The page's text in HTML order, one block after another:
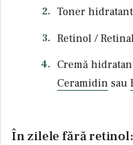
Toner
Retinol /
Cremă
Ceramidinsau
În zilele fără retinol: